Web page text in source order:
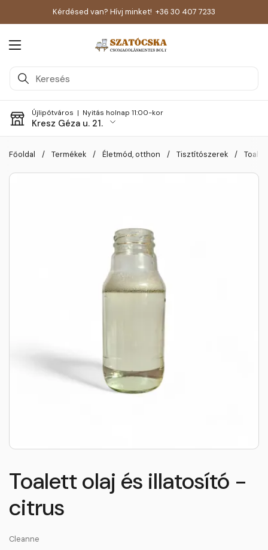
Kérdésed van? Hívj minket! +36 30 407 7233
Menü megnyitása
Újlipótváros | Nyitás holnap 11:00-kor
Kresz Géza u. 21.
Főoldal / Termékek / Életmód, otthon / Tisztítószerek /
Toalett olaj és illatosító -
citrus
Cleanne